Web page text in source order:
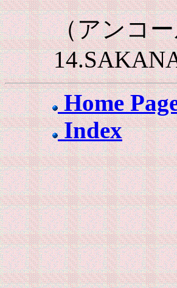
（アンコ
Home
Index